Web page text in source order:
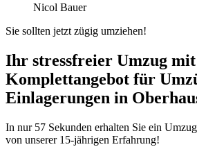
Nicol Bauer
Sie sollten jetzt zügig umziehen!
Ihr stressfreier Umzug mit
Komplettangebot für
Einlagerungen in
In nur 57 Sekunden erhalten Sie ein
von unserer 15-jährigen Erfahrung!